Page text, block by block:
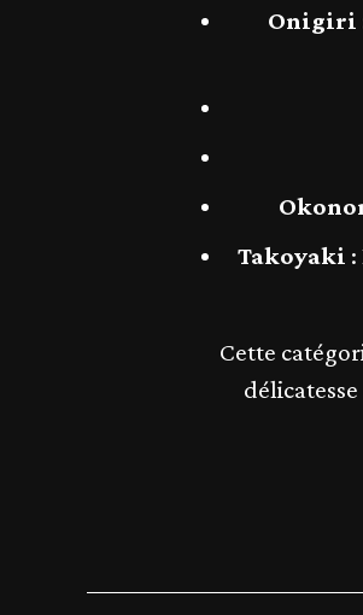
Onigiri
Takoyaki
Cette